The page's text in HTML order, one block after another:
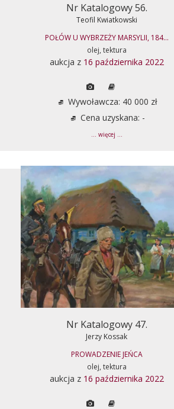
Nr Katalogowy 56.
Teofil Kwiatkowski
POŁÓW U WYBRZEŻY MARSYLII, 184...
olej, tektura
aukcja z 16 października 2022
Wywoławcza: 40 000 zł
Cena uzyskana: -
... więcej ...
Nr Katalogowy 47.
Jerzy Kossak
PROWADZENIE JEŃCA
olej, tektura
aukcja z 16 października 2022